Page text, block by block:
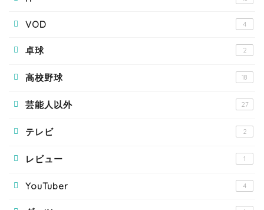
VOD 4
卓球 2
高校野球 18
芸能人以外 27
テレビ 2
レビュー 1
YouTuber 4